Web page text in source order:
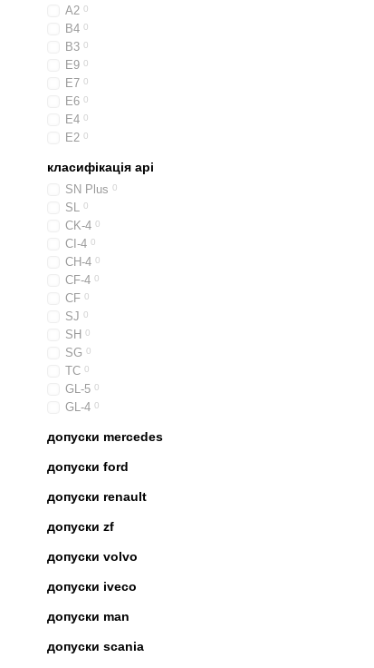
A2 0
B4 0
B3 0
E9 0
E7 0
E6 0
E4 0
E2 0
класифікація api
SN Plus 0
SL 0
CK-4 0
CI-4 0
CH-4 0
CF-4 0
CF 0
SJ 0
SH 0
SG 0
TC 0
GL-5 0
GL-4 0
допуски mercedes
допуски ford
допуски renault
допуски zf
допуски volvo
допуски iveco
допуски man
допуски scania